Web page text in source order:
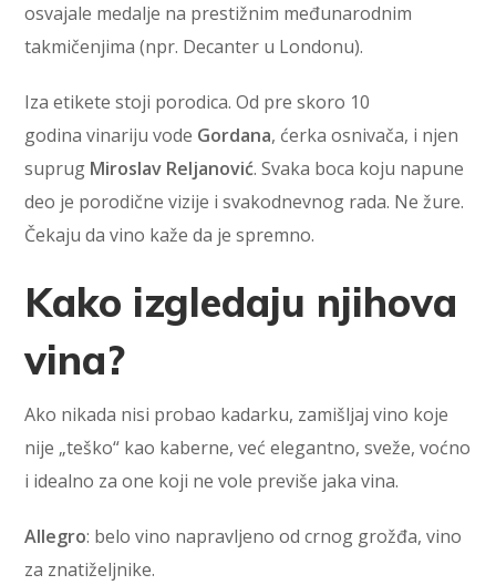
osvajale medalje na prestižnim međunarodnim
takmičenjima (npr. Decanter u Londonu).
Iza etikete stoji porodica. Od pre skoro 10
godina vinariju vode Gordana, ćerka osnivača, i njen
suprug Miroslav Reljanović. Svaka boca koju napune
deo je porodične vizije i svakodnevnog rada. Ne žure.
Čekaju da vino kaže da je spremno.
Kako izgledaju njihova
vina?
Ako nikada nisi probao kadarku, zamišljaj vino koje
nije „teško“ kao kaberne, već elegantno, sveže, voćno
i idealno za one koji ne vole previše jaka vina.
Allegro: belo vino napravljeno od crnog grožđa, vino
za znatiželjnike.